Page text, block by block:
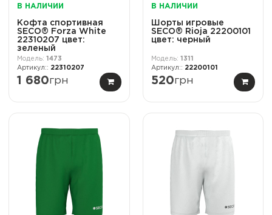
В НАЛИЧИИ
Кофта спортивная
SECO® Forza White
22310207 цвет:
зеленый
1473
22310207
1 680грн
В НАЛИЧИИ
Шорты игровые
SECO® Rioja 22200101
цвет: черный
1311
22200101
520грн